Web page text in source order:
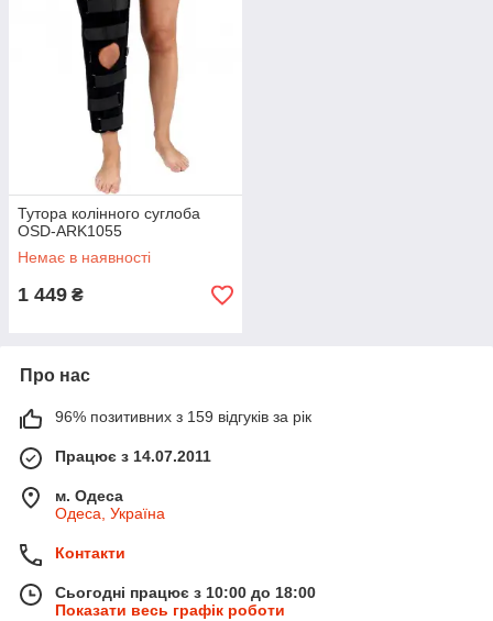
Тутора колінного суглоба
OSD-ARK1055
Немає в наявності
1 449 ₴
Про нас
96% позитивних з 159 відгуків за рік
Працює з 14.07.2011
м. Одеса
Одеса, Україна
Контакти
Сьогодні працює з 10:00 до 18:00
Показати весь графік роботи